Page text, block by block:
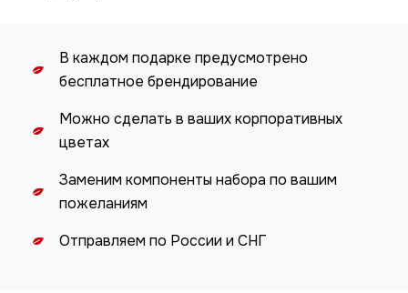
В каждом подарке предусмотрено
бесплатное брендирование
Можно сделать в ваших корпоративных
цветах
Заменим компоненты набора по вашим
пожеланиям
Отправляем по России и СНГ